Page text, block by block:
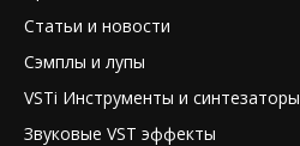
Статьи и новости
Сэмплы и лупы
VSTi Инструменты и синтезаторы
Звуковые VST эффекты